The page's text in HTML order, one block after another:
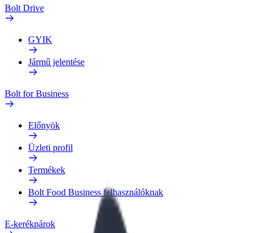
Bolt Drive
GYIK
Jármű jelentése
Bolt for Business
Előnyök
Üzleti profil
Termékek
Bolt Food Business felhasználóknak
E-kerékpárok